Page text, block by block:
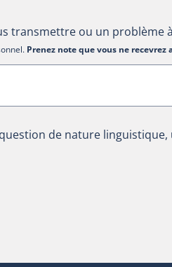
transmettre ou un problème
Prenez note que vous ne recevrez
de nature